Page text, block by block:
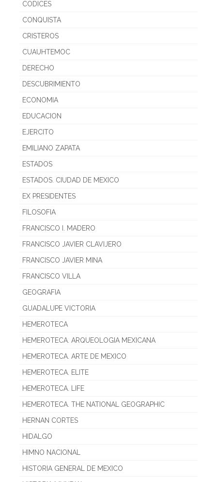
CODICES
CONQUISTA
CRISTEROS
CUAUHTEMOC
DERECHO
DESCUBRIMIENTO
ECONOMIA
EDUCACION
EJERCITO
EMILIANO ZAPATA
ESTADOS
ESTADOS. CIUDAD DE MEXICO
EX PRESIDENTES
FILOSOFIA
FRANCISCO I. MADERO
FRANCISCO JAVIER CLAVIJERO
FRANCISCO JAVIER MINA
FRANCISCO VILLA
GEOGRAFIA
GUADALUPE VICTORIA
HEMEROTECA
HEMEROTECA. ARQUEOLOGIA MEXICANA
HEMEROTECA. ARTE DE MEXICO
HEMEROTECA. ELITE
HEMEROTECA. LIFE
HEMEROTECA. THE NATIONAL GEOGRAPHIC
HERNAN CORTES
HIDALGO
HIMNO NACIONAL
HISTORIA GENERAL DE MEXICO